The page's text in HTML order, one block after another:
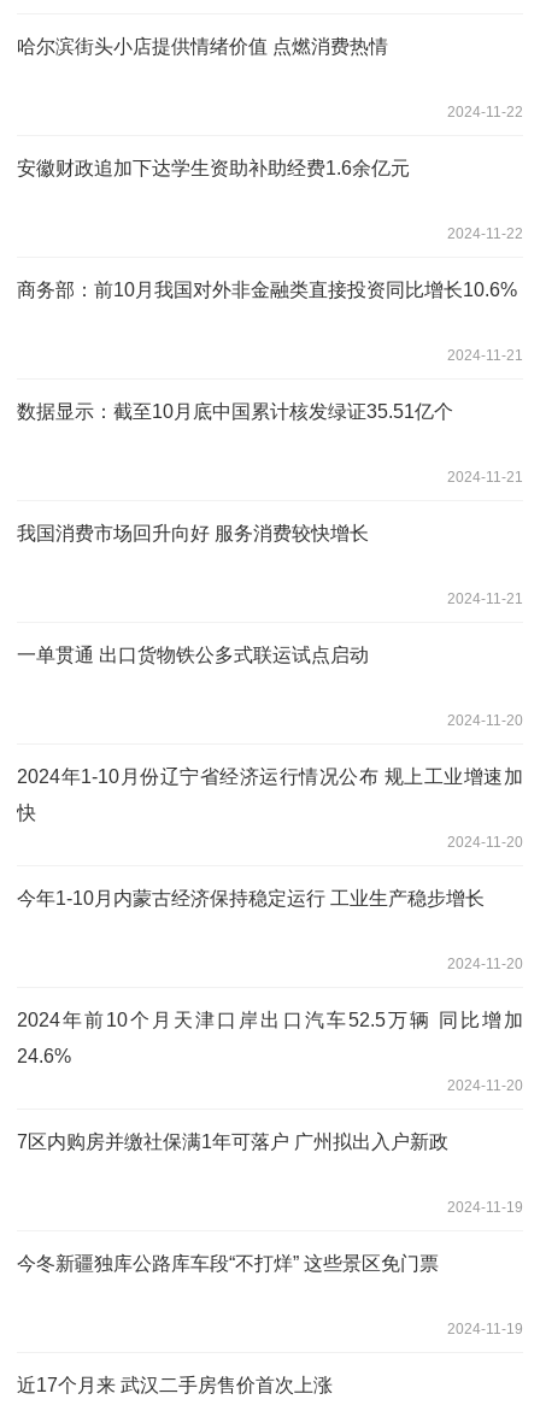
哈尔滨街头小店提供情绪价值 点燃消费热情
2024-11-22
安徽财政追加下达学生资助补助经费1.6余亿元
2024-11-22
商务部：前10月我国对外非金融类直接投资同比增长10.6%
2024-11-21
数据显示：截至10月底中国累计核发绿证35.51亿个
2024-11-21
我国消费市场回升向好 服务消费较快增长
2024-11-21
一单贯通 出口货物铁公多式联运试点启动
2024-11-20
2024年1-10月份辽宁省经济运行情况公布 规上工业增速加
快
2024-11-20
今年1-10月内蒙古经济保持稳定运行 工业生产稳步增长
2024-11-20
2024年前10个月天津口岸出口汽车52.5万辆 同比增加
24.6%
2024-11-20
7区内购房并缴社保满1年可落户 广州拟出入户新政
2024-11-19
今冬新疆独库公路库车段“不打烊” 这些景区免门票
2024-11-19
近17个月来 武汉二手房售价首次上涨